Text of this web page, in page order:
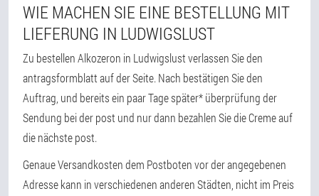
WIE MACHEN SIE EINE BESTELLUNG MIT
LIEFERUNG IN LUDWIGSLUST
Zu bestellen Alkozeron in Ludwigslust verlassen Sie den
antragsformblatt auf der Seite. Nach bestätigen Sie den
Auftrag, und bereits ein paar Tage später* überprüfung der
Sendung bei der post und nur dann bezahlen Sie die Creme auf
die nächste post.
Genaue Versandkosten dem Postboten vor der angegebenen
Adresse kann in verschiedenen anderen Städten, nicht im Preis